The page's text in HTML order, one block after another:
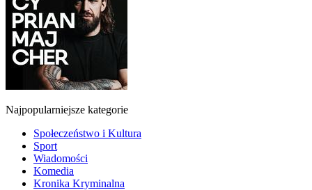
Najpopularniejsze kategorie
Społeczeństwo i Kultura
Sport
Wiadomości
Komedia
Kronika Kryminalna